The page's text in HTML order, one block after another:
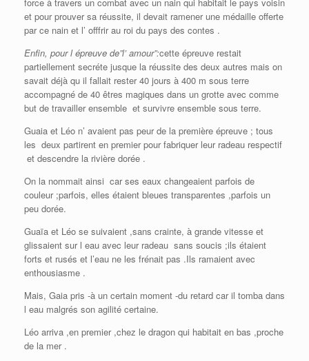
et pour prouver sa réussite, il devait ramener une médaille offerte
par ce nain et l’ offfrir au roi du pays des contes .
Enfin, pour l épreuve de”l’ amour”:cette épreuve restait
partiellement secréte jusque la réussite des deux autres mais on
savait déjà qu il fallait rester 40 jours à 400 m sous terre
accompagné de 40 êtres magiques dans un grotte avec comme
but de travailler ensemble et survivre ensemble sous terre.
Guaia et Léo n’ avaient pas peur de la première épreuve ; tous
les deux partirent en premier pour fabriquer leur radeau respectif
et descendre la rivière dorée .
On la nommait ainsi car ses eaux changeaient parfois de
couleur ;parfois, elles étaient bleues transparentes ,parfois un
peu dorée.
Guaïa et Léo se suivaient ,sans crainte, à grande vitesse et
glissaient sur l eau avec leur radeau sans soucis ;ils étaient
forts et rusés et l’eau ne les frénait pas .Ils ramaient avec
enthousiasme .
Mais, Gaia pris -à un certain moment -du retard car il tomba dans
l eau malgrés son agilité certaine.
Léo arriva ,en premier ,chez le dragon qui habitait en bas ,proche
de la mer .